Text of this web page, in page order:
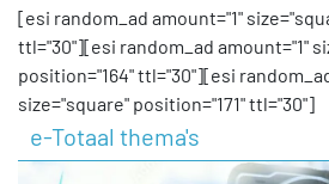
[esi random_ad amount="1"
ttl="30"][esi random_ad amount="1"
position="164" ttl="30"][esi
size="square" position="171" ttl="30"]
e-Totaal thema's